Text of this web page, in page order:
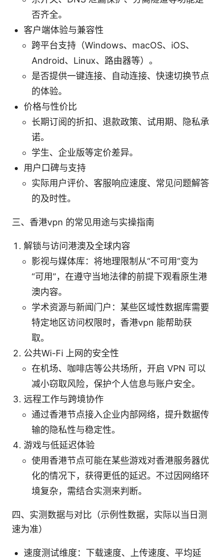
否齐全。
客户端体验与兼容性
跨平台支持（Windows、macOS、iOS、
Android、Linux、路由器等）。
是否提供一键连接、自动连接、快速切换节点
的体验。
价格与性价比
长期订阅的折扣、退款政策、试用期、隐私承
诺。
学生、企业版等定价差异。
用户口碑与支持
实际用户评价、客服响应速度、常见问题解答
的及时性。
三、香港vpn 的常见用途与实操指南
解锁与访问港澳及全球内容
影视与媒体库：将地理限制从“不可用”变为
“可用”，在遵守当地法律的前提下观看原生港
澳内容。
学术资源与新闻门户：某些区域性数据库需要
特定地区访问权限时，香港vpn 能帮助获
取。
公共Wi-Fi 上网的安全性
在机场、咖啡店等公共场所，开启 VPN 可以
减小窃取风险，保护个人信息与账户安全。
远程工作与跨境协作
通过香港节点接入企业内部网络，提升数据传
输的隐私性与稳定性。
游戏与低延迟体验
使用香港节点可能在某些游戏对香港服务器优
化的情况下，获得更低的延迟。不过因网络环
境复杂，需结合实测来判断。
四、实测数据与对比（示例性数据，实际以当日测
速为准）
速度测试维度：下载速度、上传速度、平均延